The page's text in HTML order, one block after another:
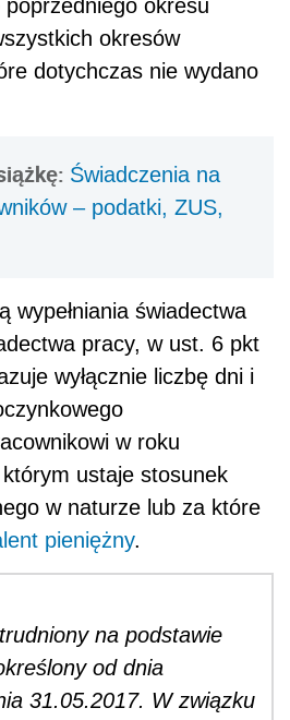
okresu
okresów
dotychczas nie wydano
Świadczenia na
– podatki, ZUS,
wypełniania świadectwa
pracy, w ust. 6 pkt
wyłącznie liczbę dni i
w roku
ustaje stosunek
w naturze lub za które
pieniężny.
na podstawie
od dnia
31.05.2017. W związku